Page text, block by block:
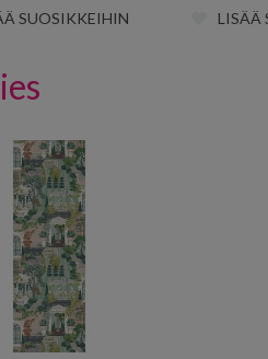
SUOSIKKEIHIN
LISÄÄ